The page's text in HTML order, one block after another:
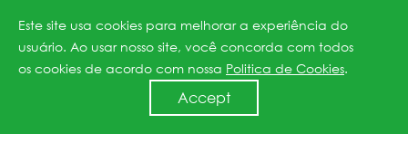
Este site usa cookies para melhorar a experiência do
usuário. Ao usar nosso site, você concorda com todos
os cookies de acordo com nossa Politica de Cookies.
Accept